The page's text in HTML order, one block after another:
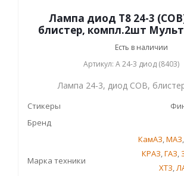
Лампа диод Т8 24-3
блистер,
Есть в наличии
Артикул: А 24-3 диод (8403)
Лампа 24-3, диод СОВ,
Стикеры
Бренд
Марка техники
КамАЗ,МАЗ,
КРАЗ,ГАЗ,
ХТЗ,